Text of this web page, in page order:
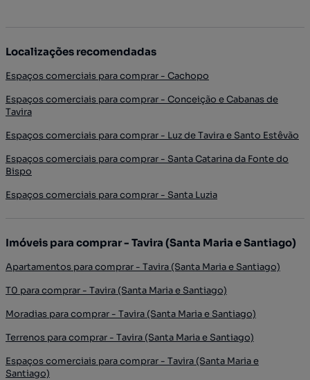
Localizações recomendadas
Espaços comerciais para comprar - Cachopo
Espaços comerciais para comprar - Conceição e Cabanas de
Tavira
Espaços comerciais para comprar - Luz de Tavira e Santo Estêvão
Espaços comerciais para comprar - Santa Catarina da Fonte do
Bispo
Espaços comerciais para comprar - Santa Luzia
Imóveis para comprar - Tavira (Santa Maria e Santiago)
Apartamentos para comprar - Tavira (Santa Maria e Santiago)
T0 para comprar - Tavira (Santa Maria e Santiago)
Moradias para comprar - Tavira (Santa Maria e Santiago)
Terrenos para comprar - Tavira (Santa Maria e Santiago)
Espaços comerciais para comprar - Tavira (Santa Maria e
Santiago)